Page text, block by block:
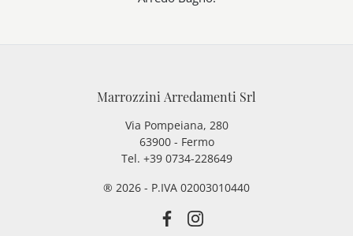
Marrozzini Arredamenti Srl
Via Pompeiana, 280
63900 - Fermo
Tel. +39 0734-228649
® 2026 - P.IVA 02003010440